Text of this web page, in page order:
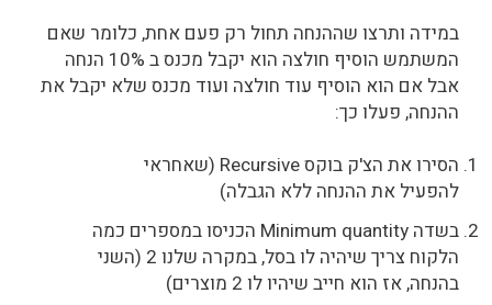
במידה ותרצו שההנחה תחול רק פעם אחת, כלומר שאם
המשתמש הוסיף חולצה הוא יקבל מכנס ב 10% הנחה
אבל אם הוא הוסיף עוד חולצה ועוד מכנס שלא יקבל את
ההנחה, פעלו כך:
הסירו את הצ'ק בוקס Recursive (שאחראי
להפעיל את ההנחה ללא הגבלה)
בשדה Minimum quantity הכניסו במספרים כמה
הלקוח צריך שיהיה לו בסל, במקרה שלנו 2 (השני
בהנחה, אז הוא חייב שיהיו לו 2 מוצרים)